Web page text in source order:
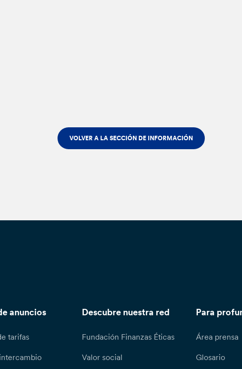
VOLVER A LA SECCIÓN DE INFORMACIÓN
anuncios
tarifas
Descubre nuestra red
Fundación Finanzas Éticas
Valor social
Para
Área prensa
Glosario